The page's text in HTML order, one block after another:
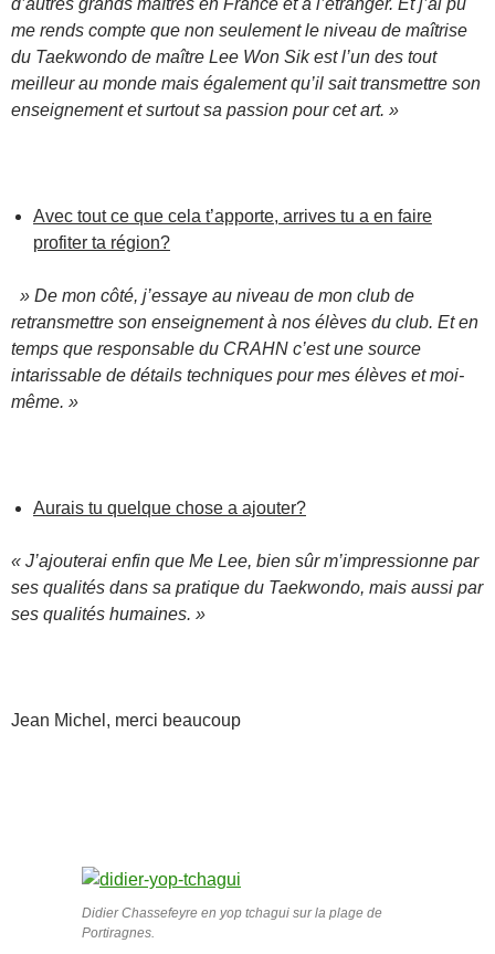
me rends compte que non seulement le niveau de maîtrise
du Taekwondo de maître Lee Won Sik est l’un des tout
meilleur au monde mais également qu’il sait transmettre son
enseignement et surtout sa passion pour cet art. »
Avec tout ce que cela t’apporte, arrives tu a en faire
profiter ta région?
» De mon côté, j’essaye au niveau de mon club de
retransmettre son enseignement à nos élèves du club. Et en
temps que responsable du CRAHN c’est une source
intarissable de détails techniques pour mes élèves et moi-
même. »
Aurais tu quelque chose a ajouter?
« J’ajouterai enfin que Me Lee, bien sûr m’impressionne par
ses qualités dans sa pratique du Taekwondo, mais aussi par
ses qualités humaines. »
Jean Michel, merci beaucoup
Didier Chassefeyre en yop tchagui sur la plage de
Portiragnes.